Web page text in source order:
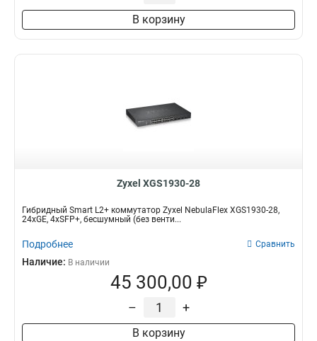
В корзину
Zyxel XGS1930-28
Гибридный Smart L2+ коммутатор Zyxel NebulaFlex XGS1930-28,
24xGE, 4xSFP+, бесшумный (без венти...
Подробнее Сравнить
Наличие: В наличии
45 300,00 ₽
– +
В корзину